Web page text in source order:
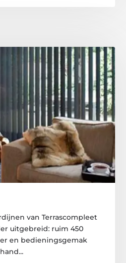
van Terrascompleet
uitgebreid: ruim 450
en bedieningsgemak